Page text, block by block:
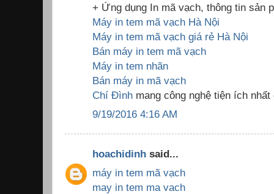
+ Ứng dụng In mã vạch, thông tin sản
Máy in tem mã vạch Hà Nội
Máy in tem mã vạch giá rẻ Hà Nội
Bán máy in tem mã vạch
Máy in tem nhãn
Bán máy in mã vạch
Chí Đình mang công nghệ tiện ích nhất
9/19/2016 4:16 AM
hoachidinh said...
máy in tem mã vạch
may in tem ma vach